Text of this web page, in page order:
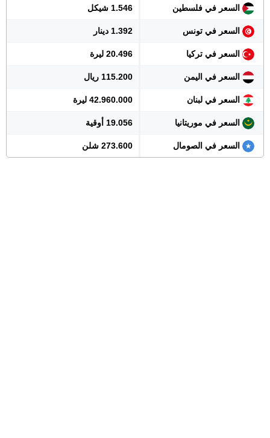
السعر في فلسطين 1.546 شيكل
السعر في تونس 1.392 دينار
السعر في تركيا 20.496 ليرة
السعر في اليمن 115.200 ريال
السعر في لبنان 42.960.000 ليرة
السعر في موريتانيا 19.056 أوقية
السعر في الصومال 273.600 شلن